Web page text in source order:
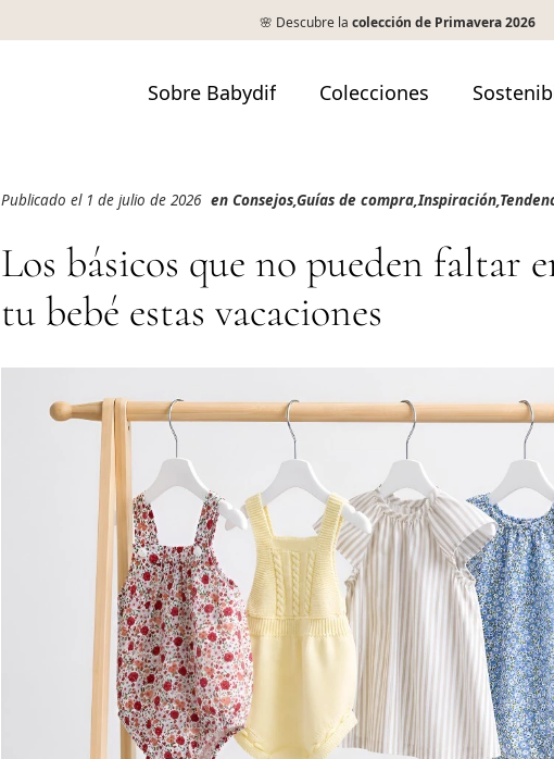
🌸 Descubre la colección de Primavera 2026
Sobre Babydif Colecciones
Publicado el 1 de julio de 2026 en Consejos,Guías de compra,Inspiración,
Los básicos que no pueden faltar
tu bebé estas vacaciones